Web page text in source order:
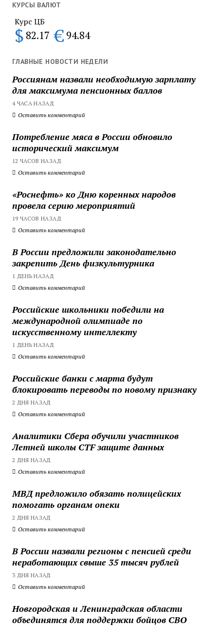
КУРСЫ ВАЛЮТ
Курс ЦБ
$ 82.17 € 94.84
ГЛАВНЫЕ НОВОСТИ НЕДЕЛИ
Россиянам назвали необходимую зарплату
для максимума пенсионных баллов
4 ЧАСА НАЗАД
Оставить комментарий
Потребление мяса в России обновило
исторический максимум
12 ЧАСОВ НАЗАД
Оставить комментарий
«Роснефть» ко Дню коренных народов
провела серию мероприятий
19 ЧАСОВ НАЗАД
Оставить комментарий
В России предложили законодательно
закрепить День физкультурника
1 ДЕНЬ НАЗАД
Оставить комментарий
Российские школьники победили на
международной олимпиаде по
искусственному интеллекту
1 ДЕНЬ НАЗАД
Оставить комментарий
Российские банки с марта будут
блокировать переводы по новому признаку
2 ДНЯ НАЗАД
Оставить комментарий
Аналитики Сбера обучили участников
Летней школы CTF защите данных
2 ДНЯ НАЗАД
Оставить комментарий
МВД предложило обязать полицейских
помогать органам опеки
2 ДНЯ НАЗАД
Оставить комментарий
В России назвали регионы с пенсией среди
неработающих свыше 35 тысяч рублей
3 ДНЯ НАЗАД
Оставить комментарий
Новгородская и Ленинградская области
объединятся для поддержки бойцов СВО